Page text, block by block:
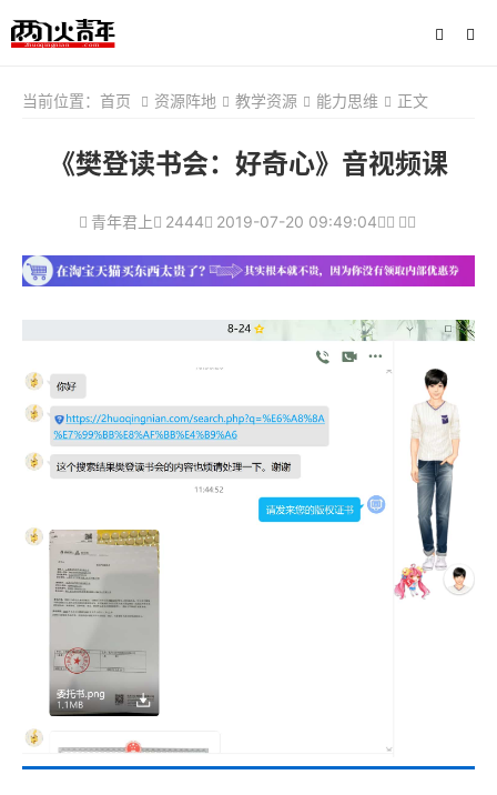
当前位置： 首页 资源阵地 教学资源 能力思维 正文
《樊登读书会：好奇心》音视频课
青年君上 2444 2019-07-20 09:49:04